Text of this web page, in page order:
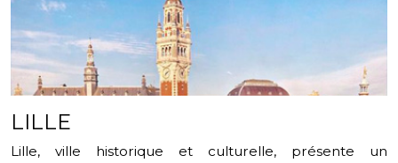
LILLE
Lille, ville historique et culturelle, présente un